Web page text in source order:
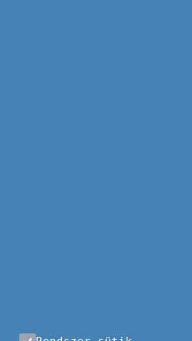
tanulmányi
együttműködést
Az új Charta
Végrehajtó
2021-2027
Az ECHE pályázat
A pályázat
amelynek
érvényesülnek a
Az eredmények 2022
További